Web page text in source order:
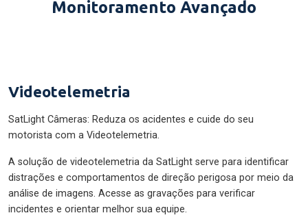
Monitoramento Avançado
Videotelemetria
SatLight Câmeras: Reduza os acidentes e cuide do seu
motorista com a Videotelemetria.
A solução de videotelemetria da SatLight serve para identificar
distrações e comportamentos de direção perigosa por meio da
análise de imagens. Acesse as gravações para verificar
incidentes e orientar melhor sua equipe.